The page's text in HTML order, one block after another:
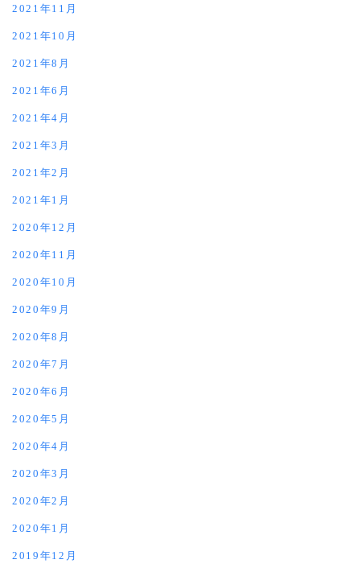
2021年11月
2021年10月
2021年8月
2021年6月
2021年4月
2021年3月
2021年2月
2021年1月
2020年12月
2020年11月
2020年10月
2020年9月
2020年8月
2020年7月
2020年6月
2020年5月
2020年4月
2020年3月
2020年2月
2020年1月
2019年12月